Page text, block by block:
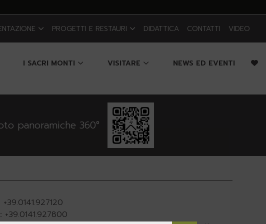
PROGETTI E RESTAURI DIDATTICA CONTATTI VIDEO
I SACRI MONTI VISITARE NEWS ED EVENTI
panoramiche 360°
+39.0141.927120
+39.0141.927800